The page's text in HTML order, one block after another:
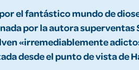
el fantástico mundo de
por la autora superventas
«irremediablemente
desde el punto de vista de